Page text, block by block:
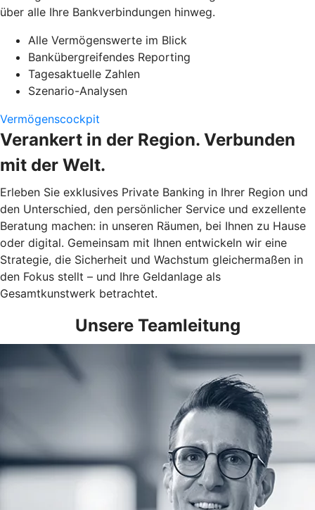
über alle Ihre Bankverbindungen hinweg.
Alle Vermögenswerte im Blick
Bankübergreifendes Reporting
Tagesaktuelle Zahlen
Szenario-Analysen
Vermögenscockpit
Verankert in der Region. Verbunden
mit der Welt.
Erleben Sie exklusives Private Banking in Ihrer Region und
den Unterschied, den persönlicher Service und exzellente
Beratung machen: in unseren Räumen, bei Ihnen zu Hause
oder digital. Gemeinsam mit Ihnen entwickeln wir eine
Strategie, die Sicherheit und Wachstum gleichermaßen in
den Fokus stellt – und Ihre Geldanlage als
Gesamtkunstwerk betrachtet.
Unsere Teamleitung